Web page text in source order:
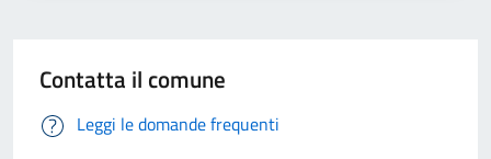
Contatta il comune
Leggi le domande frequenti